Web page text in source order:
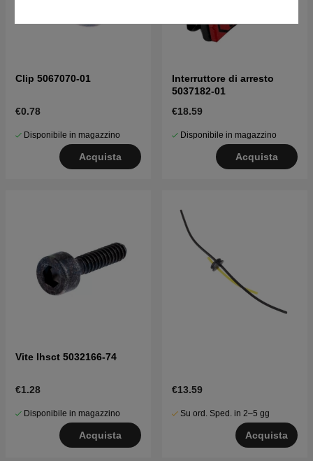
Clip 5067070-01
€0.78
Disponibile in magazzino
Acquista
Interruttore di arresto
5037182-01
€18.59
Disponibile in magazzino
Acquista
Vite Ihsct 5032166-74
€1.28
Disponibile in magazzino
Acquista
€13.59
Su ord. Sped. in 2–5 gg
Acquista